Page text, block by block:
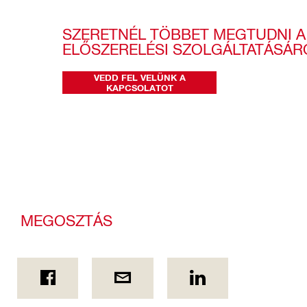
SZERETNÉL TÖBBET MEGTUDNI
ELŐSZERELÉSI
VEDD FEL VELÜNK A
KAPCSOLATOT
MEGOSZTÁS